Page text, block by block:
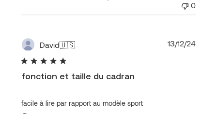
0
David🇺🇸
fonction et taille du cadran
facile à lire par rapport au modèle sport
Date
13/12/24